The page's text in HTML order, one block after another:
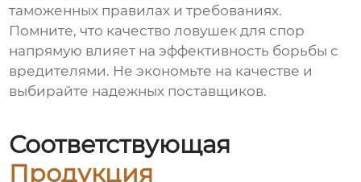
таможенных правилах и требованиях.
Помните, что качестволовушек для спор
напрямую влияет на эффективность борьбы с
вредителями. Не экономьте на качестве и
выбирайте надежных поставщиков.
Соответствующая
Продукция